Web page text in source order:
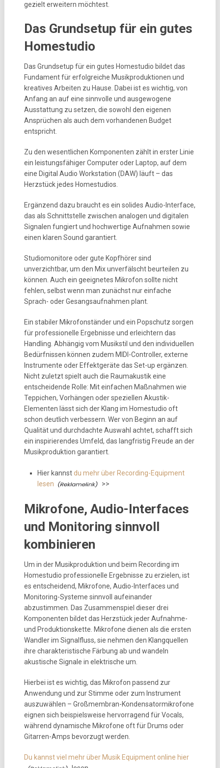
gezielt erweitern möchtest.
Das Grundsetup für ein gutes
Homestudio
Das Grundsetup für ein gutes Homestudio bildet das
Fundament für erfolgreiche Musikproduktionen und
kreatives Arbeiten zu Hause. Dabei ist es wichtig, von
Anfang an auf eine sinnvolle und ausgewogene
Ausstattung zu setzen, die sowohl den eigenen
Ansprüchen als auch dem vorhandenen Budget
entspricht.
Zu den wesentlichen Komponenten zählt in erster Linie
ein leistungsfähiger Computer oder Laptop, auf dem
eine Digital Audio Workstation (DAW) läuft – das
Herzstück jedes Homestudios.
Ergänzend dazu braucht es ein solides Audio-Interface,
das als Schnittstelle zwischen analogen und digitalen
Signalen fungiert und hochwertige Aufnahmen sowie
einen klaren Sound garantiert.
Studiomonitore oder gute Kopfhörer sind
unverzichtbar, um den Mix unverfälscht beurteilen zu
können. Auch ein geeignetes Mikrofon sollte nicht
fehlen, selbst wenn man zunächst nur einfache
Sprach- oder Gesangsaufnahmen plant.
Ein stabiler Mikrofonständer und ein Popschutz sorgen
für professionelle Ergebnisse und erleichtern das
Handling. Abhängig vom Musikstil und den individuellen
Bedürfnissen können zudem MIDI-Controller, externe
Instrumente oder Effektgeräte das Set-up ergänzen.
Nicht zuletzt spielt auch die Raumakustik eine
entscheidende Rolle: Mit einfachen Maßnahmen wie
Teppichen, Vorhängen oder speziellen Akustik-
Elementen lässt sich der Klang im Homestudio oft
schon deutlich verbessern. Wer von Beginn an auf
Qualität und durchdachte Auswahl achtet, schafft sich
ein inspirierendes Umfeld, das langfristig Freude an der
Musikproduktion garantiert.
Hier kannstdu mehr über Recording-Equipment
lesen
>>
Mikrofone, Audio-Interfaces
und Monitoring sinnvoll
kombinieren
Um in der Musikproduktion und beim Recording im
Homestudio professionelle Ergebnisse zu erzielen, ist
es entscheidend, Mikrofone, Audio-Interfaces und
Monitoring-Systeme sinnvoll aufeinander
abzustimmen. Das Zusammenspiel dieser drei
Komponenten bildet das Herzstück jeder Aufnahme-
und Produktionskette. Mikrofone dienen als die ersten
Wandler im Signalfluss, sie nehmen den Klangquellen
ihre charakteristische Färbung ab und wandeln
akustische Signale in elektrische um.
Hierbei ist es wichtig, das Mikrofon passend zur
Anwendung und zur Stimme oder zum Instrument
auszuwählen – Großmembran-Kondensatormikrofone
eignen sich beispielsweise hervorragend für Vocals,
während dynamische Mikrofone oft für Drums oder
Gitarren-Amps bevorzugt werden.
Du kannst viel mehr über Musik Equipment online hier